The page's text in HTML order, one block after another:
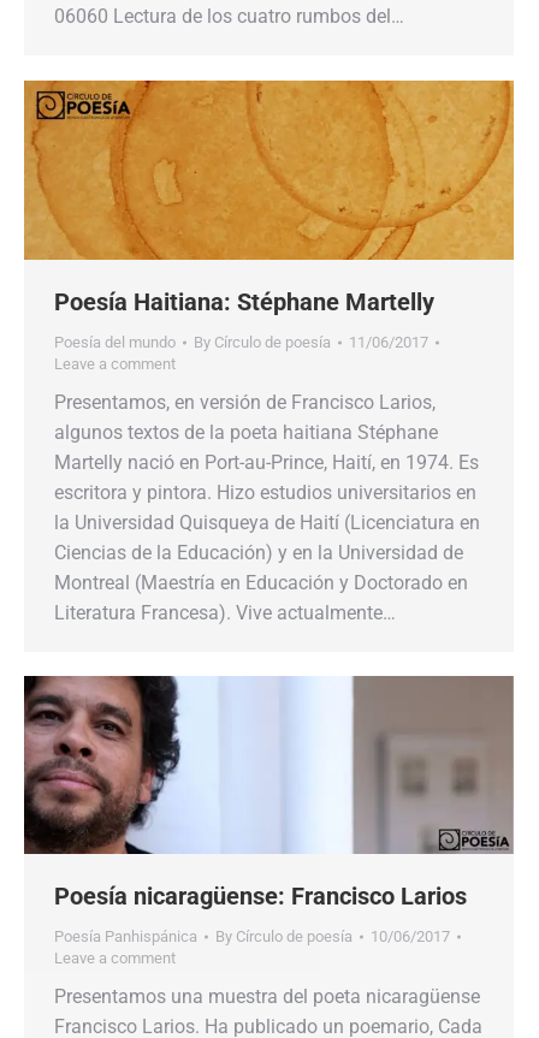
06060 Lectura de los cuatro rumbos del…
Poesía Haitiana: Stéphane Martelly
Poesía del mundo By Círculo de poesía
11/06/2017
Leave a comment
Presentamos, en versión de Francisco Larios,
algunos textos de la poeta haitiana Stéphane
Martelly nació en Port-au-Prince, Haití, en 1974. Es
escritora y pintora. Hizo estudios universitarios en
la Universidad Quisqueya de Haití (Licenciatura en
Ciencias de la Educación) y en la Universidad de
Montreal (Maestría en Educación y Doctorado en
Literatura Francesa). Vive actualmente…
Poesía nicaragüense: Francisco Larios
Poesía Panhispánica By Círculo de poesía
10/06/2017
Leave a comment
Presentamos una muestra del poeta nicaragüense
Francisco Larios. Ha publicado un poemario, Cada